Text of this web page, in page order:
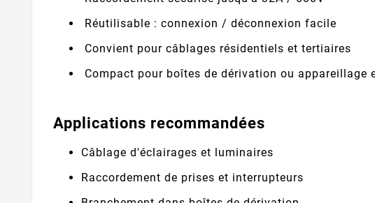
Réutilisable : connexion / déconnexion facile
Convient pour câblages résidentiels et tertiaires
Compact pour boîtes de dérivation ou appareillage
Applications recommandées
Câblage d'éclairages et luminaires
Raccordement de prises et interrupteurs